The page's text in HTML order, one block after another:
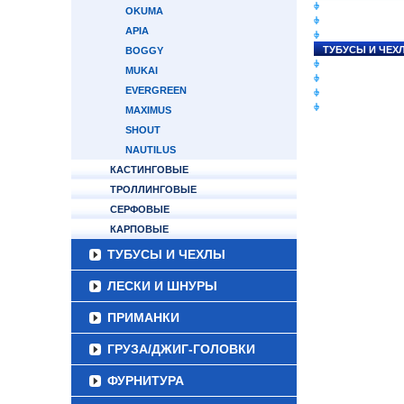
OKUMA
APIA
BOGGY
MUKAI
EVERGREEN
MAXIMUS
SHOUT
NAUTILUS
КАСТИНГОВЫЕ
ТРОЛЛИНГОВЫЕ
СЕРФОВЫЕ
КАРПОВЫЕ
ТУБУСЫ И ЧЕХЛЫ
ЛЕСКИ И ШНУРЫ
ПРИМАНКИ
ГРУЗА/ДЖИГ-ГОЛОВКИ
ФУРНИТУРА
ТУБУСЫ И